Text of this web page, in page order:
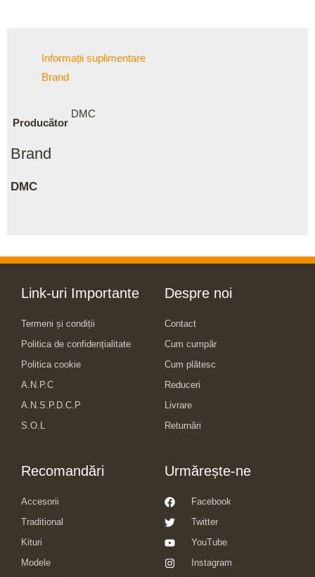
Informații suplimentare
Brand
Producător
DMC
Brand
DMC
Link-uri Importante
Termeni și condiții
Politica de confidențialitate
Politica cookie
A.N.P.C
A.N.S.P.D.C.P
S.O.L
Despre noi
Contact
Cum cumpăr
Cum plătesc
Reduceri
Livrare
Returnări
Recomandări
Accesorii
Traditional
Kituri
Modele
Urmărește-ne
Facebook
Twitter
YouTube
Instagram